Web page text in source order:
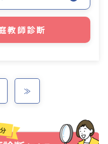
教師診断
≫